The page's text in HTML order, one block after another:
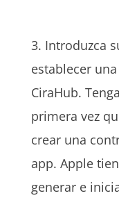
3. Introduzca
establecer
CiraHub.
primera vez
crear una
app. Apple
generar e